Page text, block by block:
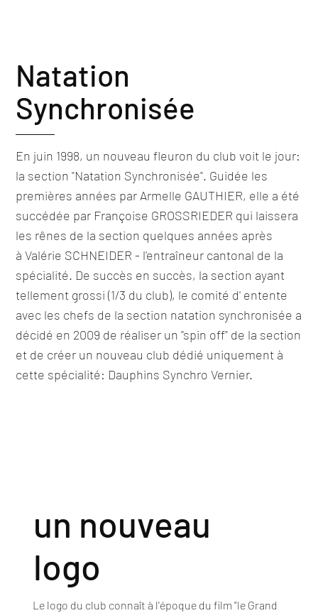
Natation
Synchronisée
En juin 1998, un nouveau fleuron du club voit le jour:
la section "Natation Synchronisée". Guidée les
premières années par Armelle GAUTHIER, elle a été
succédée par Françoise GROSSRIEDER qui laissera
les rênes de la section quelques années après
à Valérie SCHNEIDER - l'entraîneur cantonal de la
spécialité. De succès en succès, la section ayant
tellement grossi (1/3 du club), le comité d' entente
avec les chefs de la section natation synchronisée a
décidé en 2009 de réaliser un "spin off" de la section
et de créer un nouveau club dédié uniquement à
cette spécialité: Dauphins Synchro Vernier.
un nouveau
logo
Le logo du club connaît à l'époque du film "le Grand